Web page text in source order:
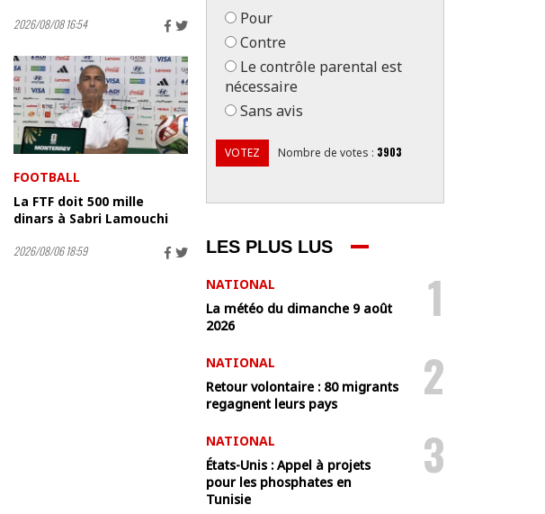
2026/08/08 16:54
FOOTBALL
La FTF doit 500 mille
dinars à Sabri Lamouchi
2026/08/06 18:59
Pour
Contre
Le contrôle parental est
nécessaire
Sans avis
VOTEZ Nombre de votes : 3903
LES PLUS LUS
NATIONAL
La météo du dimanche 9 août
2026
1
NATIONAL
Retour volontaire : 80 migrants
regagnent leurs pays
2
NATIONAL
États-Unis : Appel à projets
pour les phosphates en
Tunisie
3